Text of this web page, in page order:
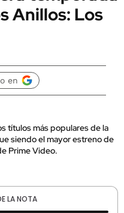
Anillos: Los
en
títulos más populares de la
siendo el mayor estreno de
Prime Video.
LA NOTA